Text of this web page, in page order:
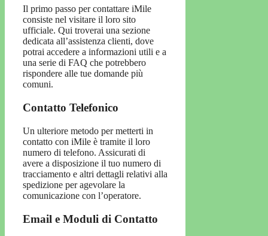
Il primo passo per contattare iMile
consiste nel visitare il loro sito
ufficiale. Qui troverai una sezione
dedicata all’assistenza clienti, dove
potrai accedere a informazioni utili e a
una serie di FAQ che potrebbero
rispondere alle tue domande più
comuni.
Contatto Telefonico
Un ulteriore metodo per metterti in
contatto con iMile è tramite il loro
numero di telefono. Assicurati di
avere a disposizione il tuo numero di
tracciamento e altri dettagli relativi alla
spedizione per agevolare la
comunicazione con l’operatore.
Email e Moduli di Contatto